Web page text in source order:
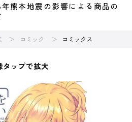
本地震の影響による商品の
コミック コミックス
タップで拡大